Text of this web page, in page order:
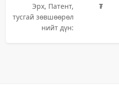
Эрх, Патент,
тусгай зөвшөөрөл
нийт дүн:
₮